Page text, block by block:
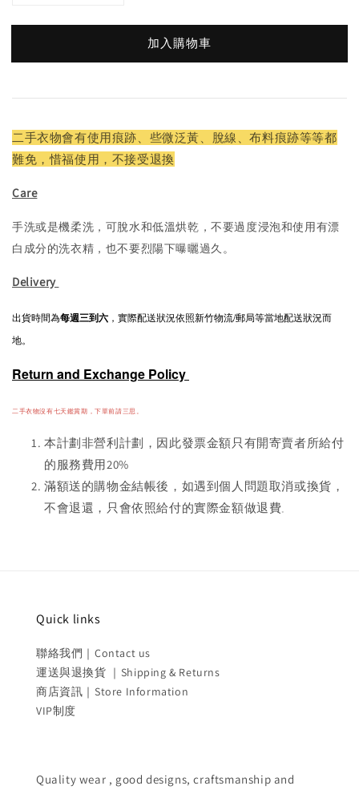
加入購物車
二手衣物會有使用痕跡、些微泛黃、脫線、布料痕跡等等都
難免，惜福使用，不接受退換
Care
手洗或是機柔洗，可脫水和低溫烘乾，不要過度浸泡和使用有漂
白成分的洗衣精，也不要烈陽下曝曬過久。
Delivery
出貨時間為每週三到六 ，實際配送狀況依照新竹物流/郵局等當地配送狀況而
地。
Return and Exchange Policy
二手衣物沒有七天鑑賞期，下單前請三思。
本計劃非營利計劃，因此發票金額只有開寄賣者所給付
的服務費用20%
滿額送的購物金結帳後，如遇到個人問題取消或換貨，
不會退還，只會依照給付的實際金額做退費。
Quick links
聯絡我們｜Contact us
運送與退換貨 ｜Shipping & Returns
商店資訊｜Store Information
VIP制度
Quality wear , good designs, craftsmanship and